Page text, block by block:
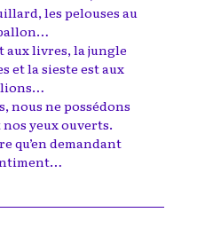
les pelouses au
aux livres, la jungle
et la sieste est aux
lions…
nous ne possédons
yeux ouverts.
qu’en demandant